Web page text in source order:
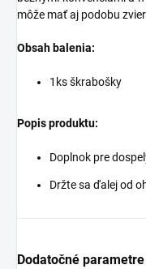
môže mať aj podobu
Obsah balenia:
1ks škrabošky
Popis produktu:
Doplnok pre
Držte sa ďalej od
Dodatočné parametre